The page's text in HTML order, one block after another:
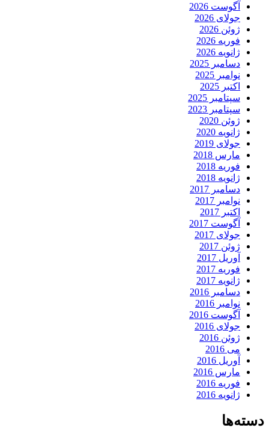
آگوست 2026
جولای 2026
ژوئن 2026
فوریه 2026
ژانویه 2026
دسامبر 2025
نوامبر 2025
اکتبر 2025
سپتامبر 2025
سپتامبر 2023
ژوئن 2020
ژانویه 2020
جولای 2019
مارس 2018
فوریه 2018
ژانویه 2018
دسامبر 2017
نوامبر 2017
اکتبر 2017
آگوست 2017
جولای 2017
ژوئن 2017
آوریل 2017
فوریه 2017
ژانویه 2017
دسامبر 2016
نوامبر 2016
آگوست 2016
جولای 2016
ژوئن 2016
می 2016
آوریل 2016
مارس 2016
فوریه 2016
ژانویه 2016
دسته‌ها